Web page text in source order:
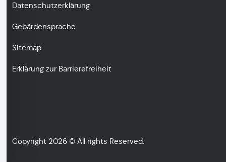
Datenschutzerklärung
Gebärdensprache
Sitemap
Erklärung zur Barrierefreiheit
Copyright 2026 © All rights Reserved.